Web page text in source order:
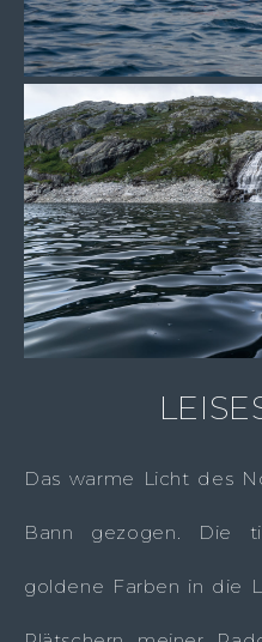
Das warme Licht des
Bann gezogen. Die
goldene Farben in die